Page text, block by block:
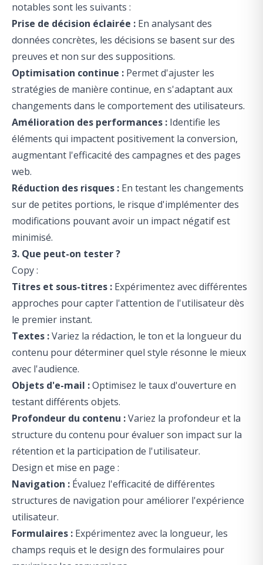
notables sont les suivants :
Prise de décision éclairée : En analysant des
données concrètes, les décisions se basent sur des
preuves et non sur des suppositions.
Optimisation continue : Permet d'ajuster les
stratégies de manière continue, en s'adaptant aux
changements dans le comportement des utilisateurs.
Amélioration des performances : Identifie les
éléments qui impactent positivement la conversion,
augmentant l'efficacité des campagnes et des pages
web.
Réduction des risques : En testant les changements
sur de petites portions, le risque d'implémenter des
modifications pouvant avoir un impact négatif est
minimisé.
3. Que peut-on tester ?
Copy :
Titres et sous-titres : Expérimentez avec différentes
approches pour capter l'attention de l'utilisateur dès
le premier instant.
Textes :Variez la rédaction, le ton et la longueur du
contenu pour déterminer quel style résonne le mieux
avec l'audience.
Objets d'e-mail :Optimisez le taux d'ouverture en
testant différents objets.
Profondeur du contenu :Variez la profondeur et la
structure du contenu pour évaluer son impact sur la
rétention et la participation de l'utilisateur.
Design et mise en page :
Navigation : Évaluez l'efficacité de différentes
structures de navigation pour améliorer l'expérience
utilisateur.
Formulaires : Expérimentez avec la longueur, les
champs requis et le design des formulaires pour